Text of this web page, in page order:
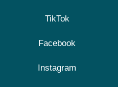
TikTok
Facebook
Instagram